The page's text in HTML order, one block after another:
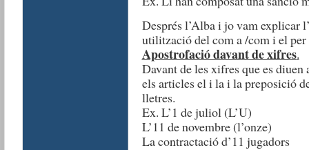
Després l’Alba i jo vam explicar
utilització del com a /com i el per
Apostrofació davant de xifres.
Davant de les xifres que es
els articles el i la i la preposició
lletres.
Ex. L’1 de juliol (L’U)
L’11 de novembre (l’onze)
La contractació d’11 jugadors